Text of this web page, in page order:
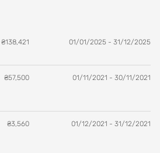
₴138,421 01/01/2025 - 31/12/2025
₴57,500 01/11/2021 - 30/11/2021
₴3,560 01/12/2021 - 31/12/2021